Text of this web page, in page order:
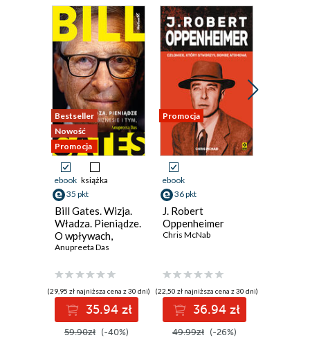
Bestseller
Nowość
Promocja
ebook książka
35 pkt
Bill Gates. Wizja.
Władza. Pieniądze.
O wpływach,
biznesie i tym, co
Anupreeta Das
(29,95 zł najniższa cena z 30 dni)
35.94 zł
59.90zł (-40%)
Promocja
ebook
36 pkt
J. Robert
Oppenheimer
Chris McNab
(22,50 zł najniższa cena z 30 dni)
36.94 zł
49.99zł (-26%)